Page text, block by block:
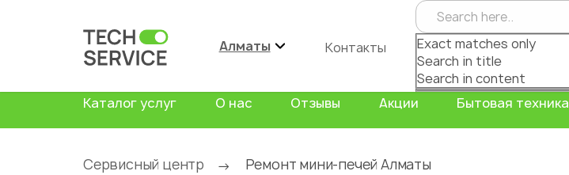
Алматы Контакты
Exact matches only
Search in title
Search in content
Каталог услуг О нас Отзывы Акции Бытовая техника
Сервисный центр → Ремонт мини-печей Алматы